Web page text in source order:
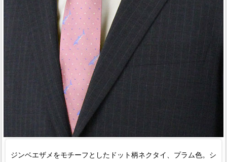
ジンベエザメをモチーフとしたドット柄ネクタイ、プラム色。シ